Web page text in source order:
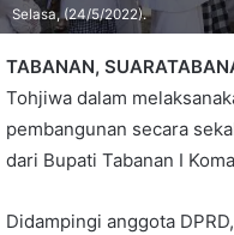
Selasa, (24/5/2022).
TABANAN,
Tohjiwa dalam
pembangunan secara
dari Bupati Tabanan I
Didampingi anggota